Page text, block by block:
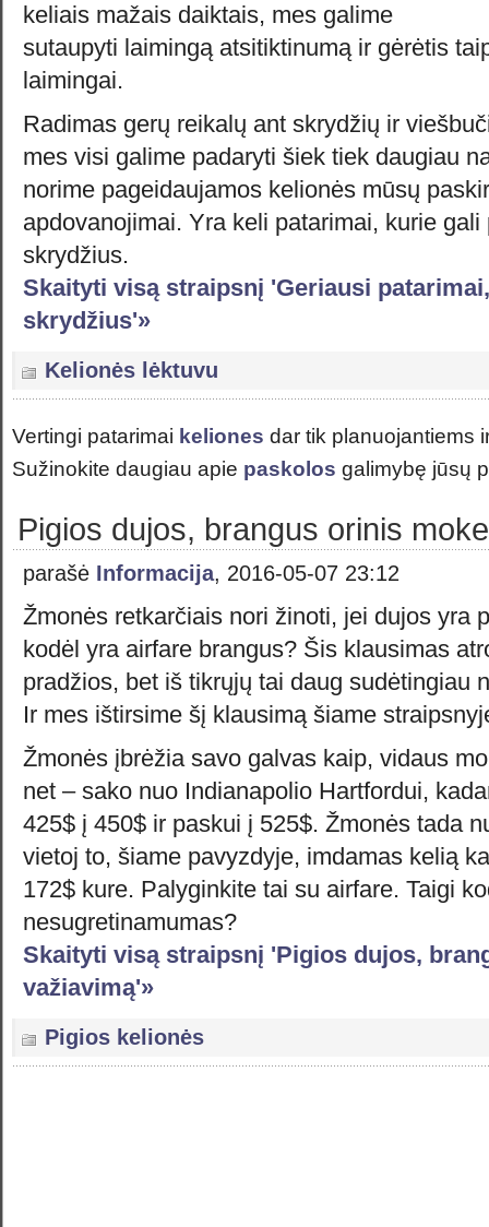
keliais mažais daiktais, mes galime
sutaupyti laimingą atsitiktinumą ir gėrėtis
laimingai.
Radimas gerų reikalų ant skrydžių ir
mes visi galime padaryti šiek tiek daugiau
norime pageidaujamos kelionės mūsų
apdovanojimai. Yra keli patarimai, kurie
skrydžius.
Skaityti visą straipsnį 'Geriausi
skrydžius'»
Kelionės lėktuvu
Vertingi patarimai keliones dar tik planuojantiems
Sužinokite daugiau apie paskolos galimybę jūsų
Pigios dujos, brangus orinis
parašė Informacija, 2016-05-07 23:12
Žmonės retkarčiais nori žinoti, jei dujos yra
kodėl yra airfare brangus? Šis klausimas
pradžios, bet iš tikrųjų tai daug sudėtingiau
Ir mes ištirsime šį klausimą šiame
Žmonės įbrėžia savo galvas kaip, vidaus
net – sako nuo Indianapolio Hartfordui,
425$ į 450$ ir paskui į 525$. Žmonės tada
vietoj to, šiame pavyzdyje, imdamas kelią
172$ kure. Palyginkite tai su airfare. Taigi
nesugretinamumas?
Skaityti visą straipsnį 'Pigios dujos,
važiavimą'»
Pigios kelionės